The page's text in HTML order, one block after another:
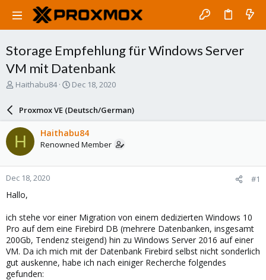
Storage Empfehlung für Windows Server
VM mit Datenbank
T
a
d
s
t
a
r
t
e
Haithabu84
S
a
r
d
a
e
Dec 18, 2020
Proxmox VE (Deutsch/German)
H Haithabu84
Renowned Member
Dec 18, 2020 #1
Hallo,
ich stehe vor einer Migration von einem dedizierten Windows 10
Pro auf dem eine Firebird DB (mehrere Datenbanken, insgesamt
200Gb, Tendenz steigend) hin zu Windows Server 2016 auf einer
VM. Da ich mich mit der Datenbank Firebird selbst nicht sonderlich
gut auskenne, habe ich nach einiger Recherche folgendes
gefunden: